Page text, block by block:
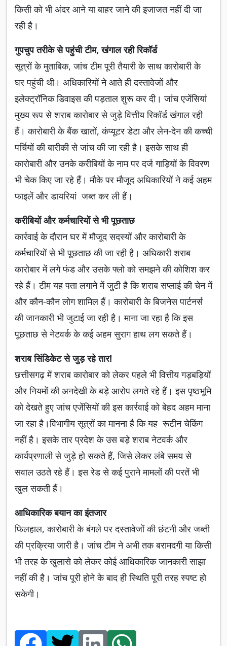
किसी को भी अंदर आने या बाहर जाने की इजाजत नहीं दी जा
रही है।
गुपचुप तरीके से पहुंची टीम, खंगाल रही रिकॉर्ड
सूत्रों के मुताबिक, जांच टीम पूरी तैयारी के साथ कारोबारी के
घर पहुंची थी। अधिकारियों ने आते ही दस्तावेजों और
इलेक्ट्रॉनिक डिवाइस की पड़ताल शुरू कर दी। जांच एजेंसियां
मुख्य रूप से शराब कारोबार से जुड़े वित्तीय रिकॉर्ड खंगाल रही
हैं। कारोबारी के बैंक खातों, कंप्यूटर डेटा और लेन-देन की कच्ची
पर्चियों की बारीकी से जांच की जा रही है। इसके साथ ही
कारोबारी और उनके करीबियों के नाम पर दर्ज गाड़ियों के विवरण
भी चेक किए जा रहे हैं। मौके पर मौजूद अधिकारियों ने कई अहम
फाइलें और डायरियां जब्त कर ली हैं।
करीबियों और कर्मचारियों से भी पूछताछ
कार्रवाई के दौरान घर में मौजूद सदस्यों और कारोबारी के
कर्मचारियों से भी पूछताछ की जा रही है। अधिकारी शराब
कारोबार में लगे फंड और उसके फ्लो को समझने की कोशिश कर
रहे हैं। टीम यह पता लगाने में जुटी है कि शराब सप्लाई की चेन में
और कौन-कौन लोग शामिल हैं। कारोबारी के बिजनेस पार्टनर्स
की जानकारी भी जुटाई जा रही है। माना जा रहा है कि इस
पूछताछ से नेटवर्क के कई अहम सुराग हाथ लग सकते हैं।
शराब सिंडिकेट से जुड़ रहे तार!
छत्तीसगढ़ में शराब कारोबार को लेकर पहले भी वित्तीय गड़बड़ियों
और नियमों की अनदेखी के बड़े आरोप लगते रहे हैं। इस पृष्ठभूमि
को देखते हुए जांच एजेंसियों की इस कार्रवाई को बेहद अहम माना
जा रहा है।विभागीय सूत्रों का मानना है कि यह रूटीन चेकिंग
नहीं है। इसके तार प्रदेश के उस बड़े शराब नेटवर्क और
कार्यप्रणाली से जुड़े हो सकते हैं, जिसे लेकर लंबे समय से
सवाल उठते रहे हैं। इस रेड से कई पुराने मामलों की परतें भी
खुल सकती हैं।
आधिकारिक बयान का इंतजार
फिलहाल, कारोबारी के बंगले पर दस्तावेजों की छंटनी और जब्ती
की प्रक्रिया जारी है। जांच टीम ने अभी तक बरामदगी या किसी
भी तरह के खुलासे को लेकर कोई आधिकारिक जानकारी साझा
नहीं की है। जांच पूरी होने के बाद ही स्थिति पूरी तरह स्पष्ट हो
सकेगी।